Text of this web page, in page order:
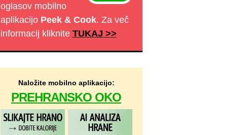
oglasov mobilno
aplikacijo Peek & Cook. Za več
informacij kliknite TUKAJ >>
Naložite mobilno aplikacijo:
PREHRANSKO OKO